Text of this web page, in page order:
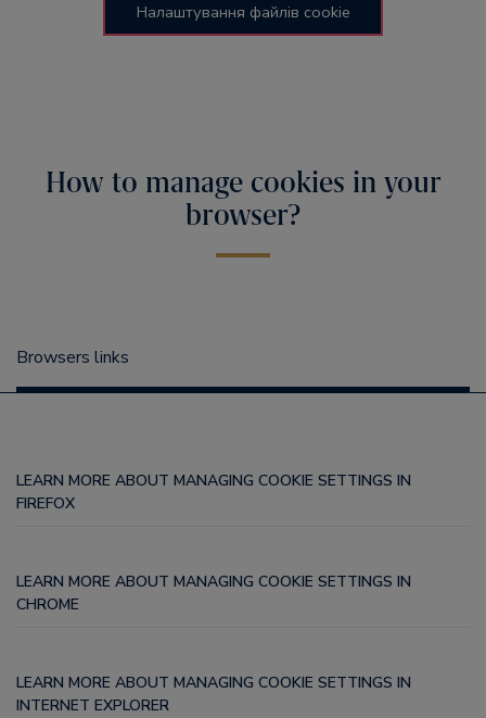
Налаштування файлів cookie
How to manage cookies in your
browser?
Browsers links
LEARN MORE ABOUT MANAGING COOKIE SETTINGS IN
FIREFOX
LEARN MORE ABOUT MANAGING COOKIE SETTINGS IN
CHROME
LEARN MORE ABOUT MANAGING COOKIE SETTINGS IN
INTERNET EXPLORER